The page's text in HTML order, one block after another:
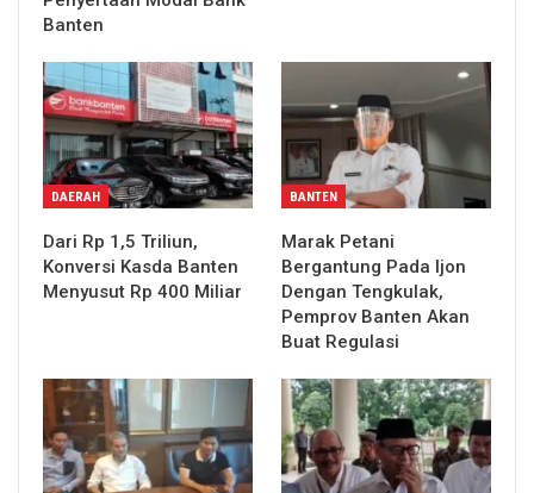
Banten
DAERAH
Dari Rp 1,5 Triliun,
Konversi Kasda Banten
Menyusut Rp 400 Miliar
BANTEN
Marak Petani
Bergantung Pada Ijon
Dengan Tengkulak,
Pemprov Banten Akan
Buat Regulasi